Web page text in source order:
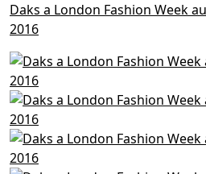
Daks a London Fashion Week
2016